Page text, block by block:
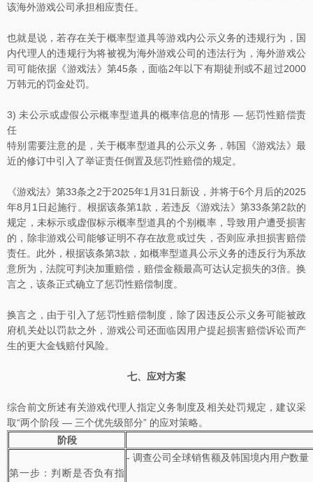
该海外游戏公司承担相应责任。
也就是说，若存在关于概率型道具等游戏内公示义务的违规行为，国
内代理人的违规行为将被视为海外游戏公司的违法行为，海外游戏公
司可能依据《游戏法》第45条，面临2年以下有期徒刑或不超过2000
万韩元的罚金处罚。
3) 未公示或虚假公示概率型道具的概率信息的情形 — 惩罚性赔偿责
任
特别需要注意的是，关于概率型道具的公示义务，韩国《游戏法》最
近的修订中引入了举证责任倒置及惩罚性赔偿的规定。
《游戏法》第33条之2于2025年1月31日新设，并将于6个月后的2025
年8月1日起施行。根据该条第1款，若违反《游戏法》第33条第2款的
规定，未标示或虚假标示概率型道具的个别概率，导致用户遭受损害
的，除非游戏公司能够证明不存在故意或过失，否则应承担损害赔偿
责任。此外，根据该条第3款，如概率型道具公示义务的违反行为系故
意所为，法院可判决加重赔偿，赔偿金额最高可达认定损失的3倍。换
言之，该条正式确立了惩罚性赔偿制度。
换言之，由于引入了惩罚性赔偿制度，除了因违反公示义务可能被政
府机关处以罚款之外，游戏公司还面临因用户提起损害赔偿诉讼而产
生的更大金钱赔付风险。
七、应对方案
综合前文所述有关游戏代理人指定义务制度及相关处罚规定，建议采
取“两个阶段 — 三个优先级部分” 的应对策略。
阶段
第一步：判断是否负有指
- 调查公司全球销售额及韩国境内用户数